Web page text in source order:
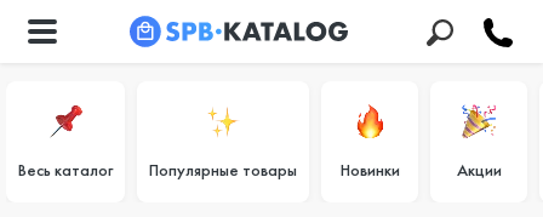
Весь каталог Популярные товары Новинки Акции